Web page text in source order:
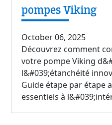
pompes Viking
October 06, 2025
Découvrez comment
votre pompe Viking
l&#039;étanchéité
Guide étape par étape
essentiels à